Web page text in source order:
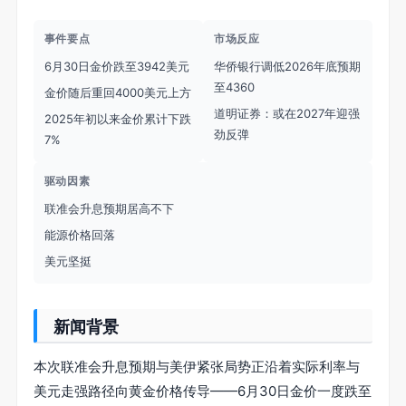
事件要点
6月30日金价跌至3942美元
金价随后重回4000美元上方
2025年初以来金价累计下跌
7%
市场反应
华侨银行调低2026年底预期
至4360
道明证券：或在2027年迎强
劲反弹
驱动因素
联准会升息预期居高不下
能源价格回落
美元坚挺
新闻背景
本次联准会升息预期与美伊紧张局势正沿着实际利率与
美元走强路径向黄金价格传导——6月30日金价一度跌至